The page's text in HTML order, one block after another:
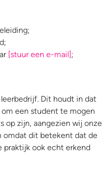
[stuur een e-mail];
leerbedrijf. Dit houdt in dat
een student te mogen
op zijn, aangezien wij onze
omdat dit betekent dat de
praktijk ook echt erkend